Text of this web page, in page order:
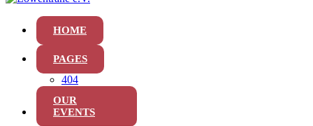
HOME
PAGES
404
OUR
EVENTS